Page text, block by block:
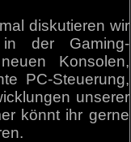
diskutieren wir
in der Gaming-
Konsolen,
PC-Steuerung,
unserer
könnt ihr gerne